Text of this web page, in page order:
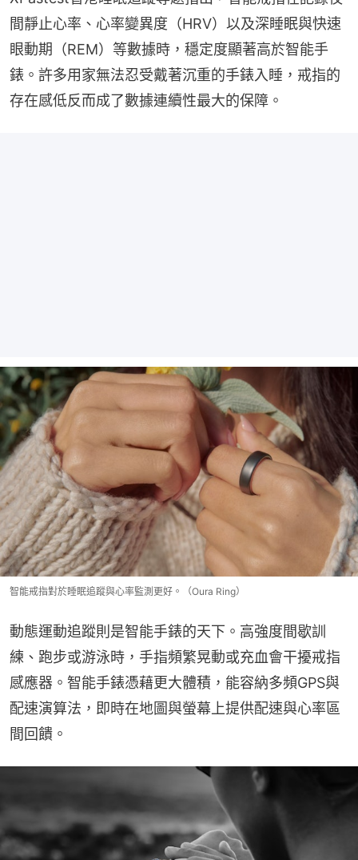
間靜止心率、心率變異度（HRV）以及深睡眠與快速
眼動期（REM）等數據時，穩定度顯著高於智能手
錶。許多用家無法忍受戴著沉重的手錶入睡，戒指的
存在感低反而成了數據連續性最大的保障。
智能戒指對於睡眠追蹤與心率監測更好。（Oura Ring）
動態運動追蹤則是智能手錶的天下。高強度間歇訓
練、跑步或游泳時，手指頻繁晃動或充血會干擾戒指
感應器。智能手錶憑藉更大體積，能容納多頻GPS與
配速演算法，即時在地圖與螢幕上提供配速與心率區
間回饋。